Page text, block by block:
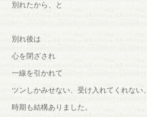
別れたから、と
別れ後は
心を閉ざされ
一線を引かれて
ツンしかみせない、受け入れてくれない、
時期も結構ありました。